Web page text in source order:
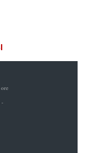
ore
-